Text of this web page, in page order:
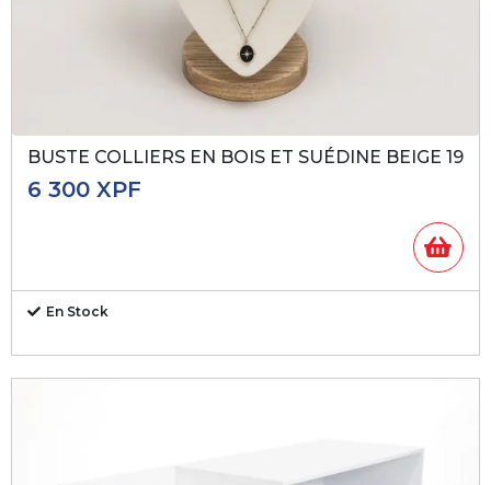
BUSTE COLLIERS EN BOIS ET SUÉDINE BEIGE 19
6 300XPF
En Stock